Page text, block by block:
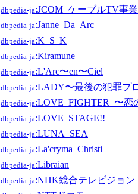
dbpedia-ja:JCOM_ケーブルTV事
dbpedia-ja:Janne_Da_Arc
dbpedia-ja:K_S_K
dbpedia-ja:Kiramune
dbpedia-ja:L'Arc〜en〜Ciel
dbpedia-ja:LADY〜最後の犯罪プ
dbpedia-ja:LOVE_FIGHTER_〜恋
dbpedia-ja:LOVE_STAGE!!
dbpedia-ja:LUNA_SEA
dbpedia-ja:La'cryma_Christi
dbpedia-ja:Libraian
dbpedia-ja:NHK総合テレビジョン